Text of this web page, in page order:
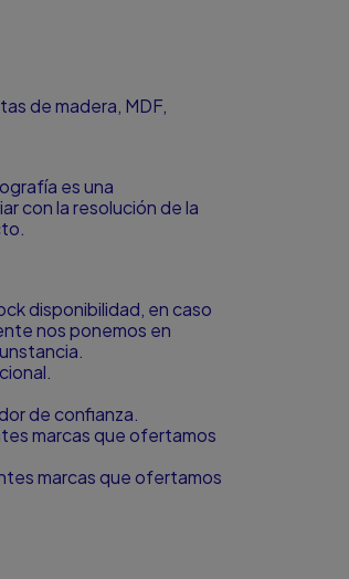
de madera, MDF,
es una
con la resolución de la
disponibilidad, en caso
nos ponemos en
de confianza.
marcas que ofertamos
marcas que ofertamos